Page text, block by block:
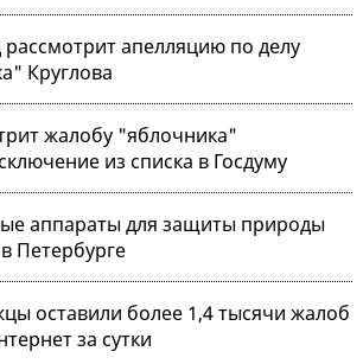
апелляцию по делу
Круглова
жалобу "яблочника"
из списка в Госдуму
аппараты для защиты природы
Петербурге
оставили более 1,4 тысячи жалоб
за сутки